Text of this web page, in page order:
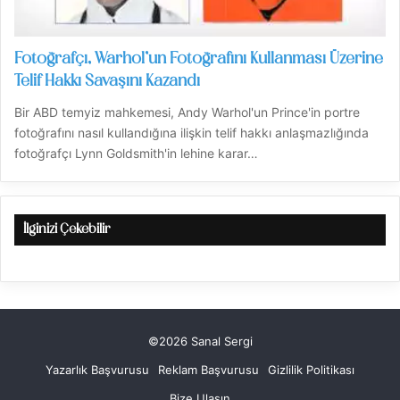
Fotoğrafçı, Warhol’un Fotoğrafını Kullanması Üzerine
Telif Hakkı Savaşını Kazandı
Bir ABD temyiz mahkemesi, Andy Warhol'un Prince'in portre
fotoğrafını nasıl kullandığına ilişkin telif hakkı anlaşmazlığında
fotoğrafçı Lynn Goldsmith'in lehine karar…
İlginizi Çekebilir
©2026 Sanal Sergi
Yazarlık Başvurusu
Reklam Başvurusu
Gizlilik Politikası